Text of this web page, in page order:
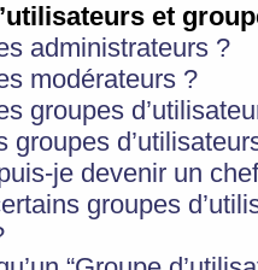
et
administrateurs ?
modérateurs ?
groupes
groupes
je devenir un
groupes